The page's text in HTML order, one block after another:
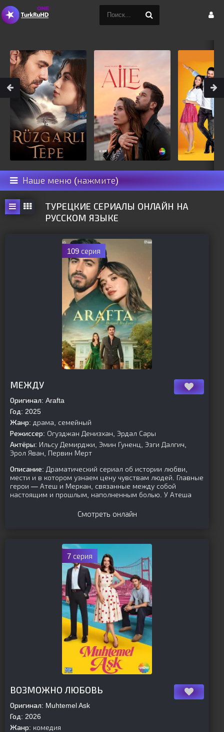
Наше меню (нажмите)
ТУРЕЦКИЕ СЕРИАЛЫ ОНЛАЙН НА
РУССКОМ ЯЗЫКЕ
109 серия
МЕЖДУ
Оригинал: Arafta
Год: 2025
Жанр: драма, семейный
Режиссер: Огузджан Денизхан, Эрдал Сары
Актёры: Ильсу Демирджи, Эмин Гуненц, Эзги Далгич,
Эрол Яван, Первин Мерт
Описание: Драматический сериал об истории любви,
мести и в котором узнаем цену чувствам людей. Главные
герои — Атеш и Меркан, связанные между собой
настоящим и прошлым, наполненным болью. У Атеша
Смотреть онлайн
7 серия
ВОЗМОЖНО ЛЮБОВЬ
Оригинал: Muhtemel Ask
Год: 2026
Жанр: комедия